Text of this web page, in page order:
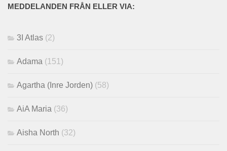
MEDDELANDEN FRÅN ELLER VIA:
3I Atlas (2)
Adama (151)
Agartha (Inre Jorden) (58)
AiA Maria (36)
Aisha North (32)